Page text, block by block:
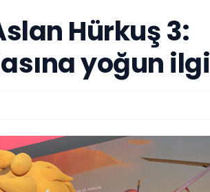
Hürkuş 3:
yoğun ilgi